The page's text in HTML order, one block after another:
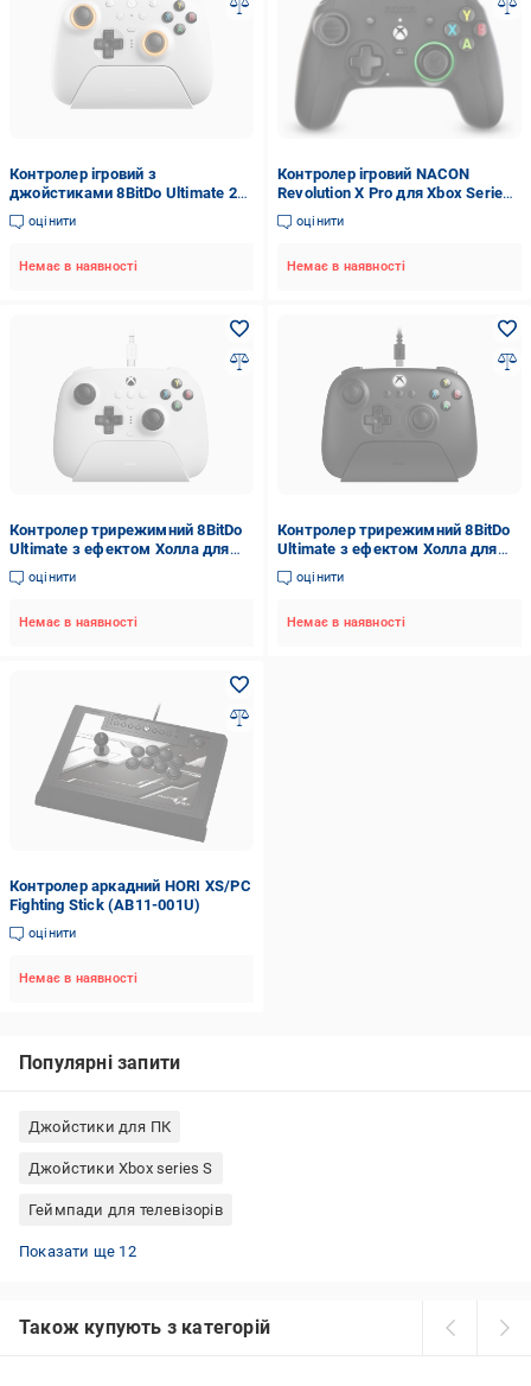
Контролер ігровий з
джойстиками 8BitDo Ultimate 2
для Windows/Android/TMR/
Еффект Холла/тактильні
оцінити
Немає в наявності
Контролер ігровий NACON
Revolution X Pro для Xbox Series
X/S/Xbox One (2347044186)
оцінити
Немає в наявності
Контролер трирежимний 8BitDo
Ultimate з ефектом Холла для
Xbox Series X/S/One Білий
(24733491)
оцінити
Немає в наявності
Контролер трирежимний 8BitDo
Ultimate з ефектом Холла для
Xbox Series X/S/One Чорний
(24733492)
оцінити
Немає в наявності
Контролер аркадний HORI XS/PC
Fighting Stick (AB11-001U)
оцінити
Немає в наявності
Популярні запити
Джойстики для ПК
Джойстики Xbox series S
Геймпади для телевізорів
Джойстики PS4
Геймпади Xbox series X
Бездротові джойстики для ПК
Бездротові геймпади
Бездротові геймпади для ПК
Джойстики Xbox series X
Геймпади для ПК
Джойстики Xbox 360
Геймпади Xbox series S
Джойстики до телевізорів
Джойстики PS
Геймпади Xbox 360
Показати ще 12
Також купують з категорій